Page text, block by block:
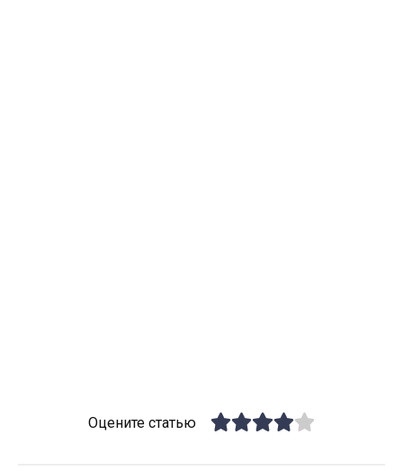
Оцените статью